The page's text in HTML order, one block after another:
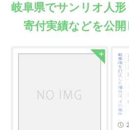
岐阜県でサンリオ人
寄付実績などを公開